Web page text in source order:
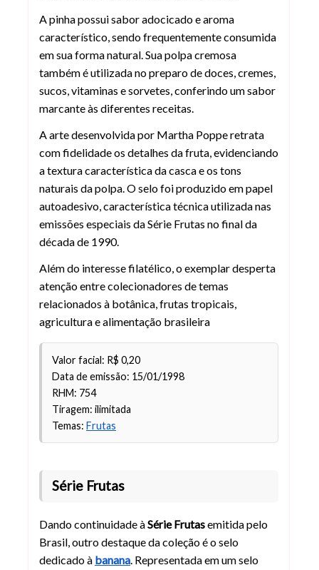
A pinha possui sabor adocicado e aroma
característico, sendo frequentemente consumida
em sua forma natural. Sua polpa cremosa
também é utilizada no preparo de doces, cremes,
sucos, vitaminas e sorvetes, conferindo um sabor
marcante às diferentes receitas.
A arte desenvolvida por Martha Poppe retrata
com fidelidade os detalhes da fruta, evidenciando
a textura característica da casca e os tons
naturais da polpa. O selo foi produzido em papel
autoadesivo, característica técnica utilizada nas
emissões especiais da Série Frutas no final da
década de 1990.
Além do interesse filatélico, o exemplar desperta
atenção entre colecionadores de temas
relacionados à botânica, frutas tropicais,
agricultura e alimentação brasileira
Valor facial: R$ 0,20
Data de emissão: 15/01/1998
RHM: 754
Tiragem: ilimitada
Temas: Frutas
Série Frutas
Dando continuidade àSérie Frutasemitida pelo
Brasil, outro destaque da coleção é o selo
dedicado à banana. Representada em um selo